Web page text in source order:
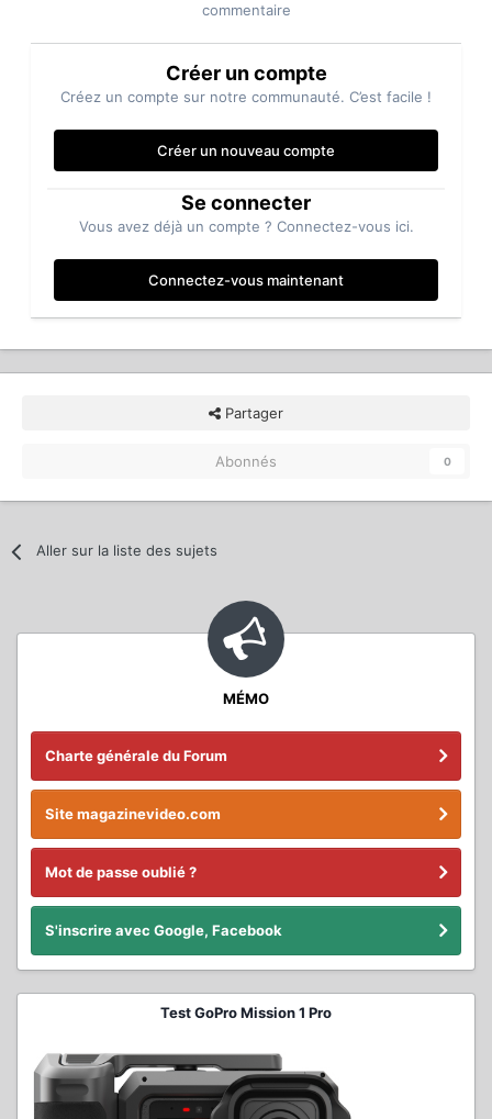
commentaire
Créer un compte
Créez un compte sur notre communauté. C’est facile !
Créer un nouveau compte
Se connecter
Vous avez déjà un compte ? Connectez-vous ici.
Connectez-vous maintenant
Partager
Abonnés 0
Aller sur la liste des sujets
MÉMO
Charte générale du Forum
Site magazinevideo.com
Mot de passe oublié ?
S'inscrire avec Google, Facebook
Test GoPro Mission 1 Pro